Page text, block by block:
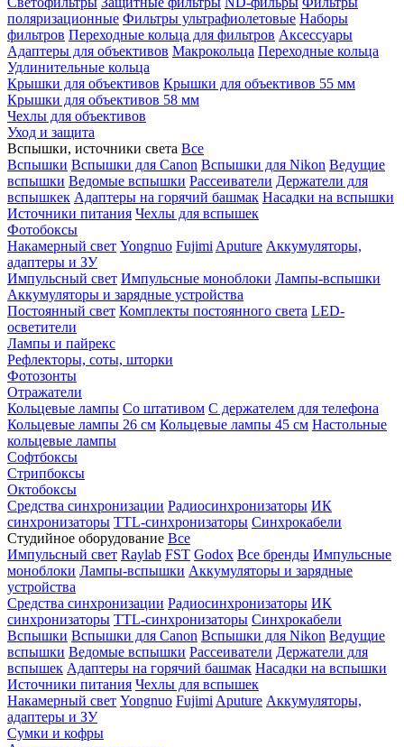
поляризационные Фильтры ультрафиолетовые Наборы
фильтров Переходные кольца для фильтров Аксессуары
Адаптеры для объективов Макрокольца Переходные кольца
Удлинительные кольца
Крышки для объективов Крышки для объективов 55 мм
Крышки для объективов 58 мм
Чехлы для объективов
Уход и защита
Вспышки, источники света Все
Вспышки Вспышки для Canon Вспышки для Nikon Ведущие
вспышки Ведомые вспышки Рассеиватели Держатели для
вспышкек Адаптеры на горячий башмак Насадки на вспышки
Источники питания Чехлы для вспышек
Фотобоксы
Накамерный свет Yongnuo Fujimi Aputure Аккумуляторы,
адаптеры и ЗУ
Импульсный свет Импульсные моноблоки Лампы-вспышки
Аккумуляторы и зарядные устройства
Постоянный свет Комплекты постоянного света LED-
осветители
Лампы и пайрекс
Рефлекторы, соты, шторки
Фотозонты
Отражатели
Кольцевые лампы Со штативом С держателем для телефона
Кольцевые лампы 26 см Кольцевые лампы 45 см Настольные
кольцевые лампы
Софтбоксы
Стрипбоксы
Октобоксы
Средства синхронизации Радиосинхронизаторы ИК
синхронизаторы TTL-синхронизаторы Синхрокабели
Студийное оборудование Все
Импульсный свет Raylab FST Godox Все бренды Импульсные
моноблоки Лампы-вспышки Аккумуляторы и зарядные
устройства
Средства синхронизации Радиосинхронизаторы ИК
синхронизаторы TTL-синхронизаторы Синхрокабели
Вспышки Вспышки для Canon Вспышки для Nikon Ведущие
вспышки Ведомые вспышки Рассеиватели Держатели для
вспышек Адаптеры на горячий башмак Насадки на вспышки
Источники питания Чехлы для вспышек
Накамерный свет Yongnuo Fujimi Aputure Аккумуляторы,
адаптеры и ЗУ
Сумки и кофры